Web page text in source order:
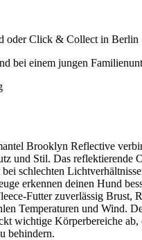
oder Click & Collect in Berlin
bei einem jungen
Brooklyn Reflective
und Stil. Das reflektierende
schlechten
erkennen deinen Hund
Futter zuverlässig Brust,
Temperaturen und Wind.
wichtige Körperbereiche ab,
behindern.